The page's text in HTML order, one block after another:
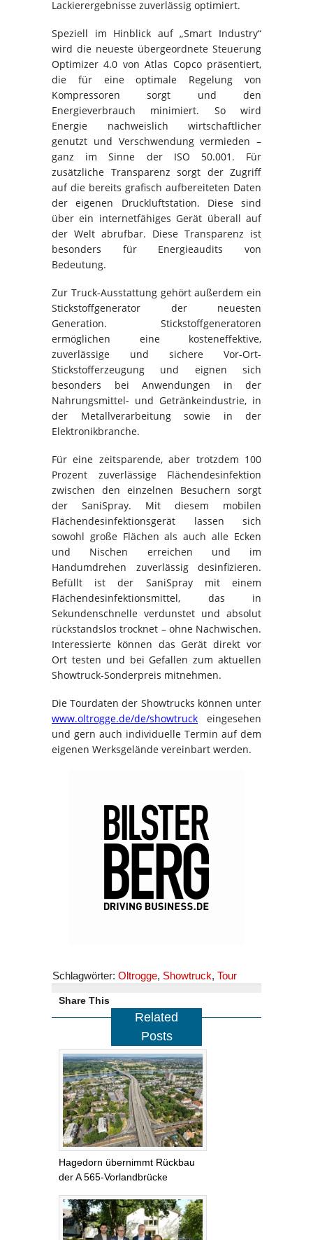
Lackierergebnisse zuverlässig optimiert.
Speziell im Hinblick auf „Smart Industry“
wird die neueste übergeordnete Steuerung
Optimizer 4.0 von Atlas Copco präsentiert,
die für eine optimale Regelung von
Kompressoren sorgt und den
Energieverbrauch minimiert. So wird
Energie nachweislich wirtschaftlicher
genutzt und Verschwendung vermieden –
ganz im Sinne der ISO 50.001. Für
zusätzliche Transparenz sorgt der Zugriff
auf die bereits grafisch aufbereiteten Daten
der eigenen Druckluftstation. Diese sind
über ein internetfähiges Gerät überall auf
der Welt abrufbar. Diese Transparenz ist
besonders für Energieaudits von
Bedeutung.
Zur Truck-Ausstattung gehört außerdem ein
Stickstoffgenerator der neuesten
Generation. Stickstoffgeneratoren
ermöglichen eine kosteneffektive,
zuverlässige und sichere Vor-Ort-
Stickstofferzeugung und eignen sich
besonders bei Anwendungen in der
Nahrungsmittel- und Getränkeindustrie, in
der Metallverarbeitung sowie in der
Elektronikbranche.
Für eine zeitsparende, aber trotzdem 100
Prozent zuverlässige Flächendesinfektion
zwischen den einzelnen Besuchern sorgt
der SaniSpray. Mit diesem mobilen
Flächendesinfektionsgerät lassen sich
sowohl große Flächen als auch alle Ecken
und Nischen erreichen und im
Handumdrehen zuverlässig desinfizieren.
Befüllt ist der SaniSpray mit einem
Flächendesinfektionsmittel, das in
Sekundenschnelle verdunstet und absolut
rückstandslos trocknet – ohne Nachwischen.
Interessierte können das Gerät direkt vor
Ort testen und bei Gefallen zum aktuellen
Showtruck-Sonderpreis mitnehmen.
Die Tourdaten der Showtrucks können unter
www.oltrogge.de/de/showtruck eingesehen
und gern auch individuelle Termin auf dem
eigenen Werksgelände vereinbart werden.
Schlagwörter: Oltrogge, Showtruck, Tour
Share This
Related
Posts
Hagedorn übernimmt Rückbau
der A 565-Vorlandbrücke